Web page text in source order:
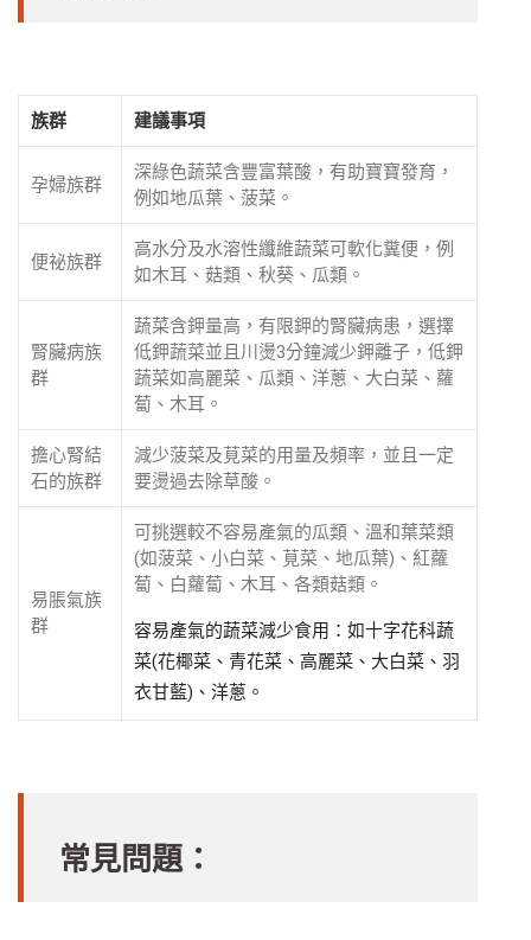
族群 建議事項
孕婦族群
深綠色蔬菜含豐富葉酸，有助寶寶發育，
例如地瓜葉、菠菜。
便祕族群
高水分及水溶性纖維蔬菜可軟化糞便，例
如木耳、菇類、秋葵、瓜類。
腎臟病族
群
蔬菜含鉀量高，有限鉀的腎臟病患，選擇
低鉀蔬菜並且川燙3分鐘減少鉀離子，低鉀
蔬菜如高麗菜、瓜類、洋蔥、大白菜、蘿
蔔、木耳。
擔心腎結
石的族群
減少菠菜及莧菜的用量及頻率，並且一定
要燙過去除草酸。
易脹氣族
群
可挑選較不容易產氣的瓜類、溫和葉菜類
(如菠菜、小白菜、莧菜、地瓜葉)、紅蘿
蔔、白蘿蔔、木耳、各類菇類。
容易產氣的蔬菜減少食用：如十字花科蔬
菜(花椰菜、青花菜、高麗菜、大白菜、羽
衣甘藍)、洋蔥。
常見問題：